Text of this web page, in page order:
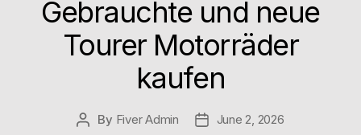
Gebrauchte und neue
Tourer Motorräder
kaufen
By Fiver Admin June 2, 2026